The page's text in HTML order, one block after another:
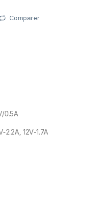
Comparer
0.5A
2.2A, 12V-1.7A